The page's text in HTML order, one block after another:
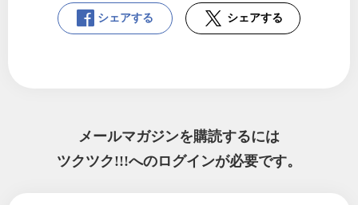
シェアする シェアする
メールマガジンを購読するには
ツクツク!!!へのログインが必要です。